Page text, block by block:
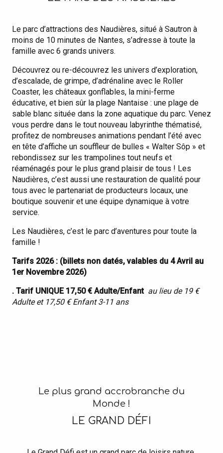
Le parc d’attractions des Naudières, situé à Sautron à
moins de 10 minutes de Nantes, s’adresse à toute la
famille avec 6 grands univers.
Découvrez ou re-découvrez les univers d’exploration,
d’escalade, de grimpe, d’adrénaline avec le Roller
Coaster, les châteaux gonflables, la mini-ferme
éducative, et bien sûr la plage Nantaise : une plage de
sable blanc située dans la zone aquatique du parc. Venez
vous perdre dans le tout nouveau labyrinthe thématisé,
profitez de nombreuses animations pendant l’été avec
en tête d’affiche un souffleur de bulles « Walter Sôp » et
rebondissez sur les trampolines tout neufs et
réaménagés pour le plus grand plaisir de tous ! Les
Naudières, c’est aussi une restauration de qualité pour
tous avec le partenariat de producteurs locaux, une
boutique souvenir et une équipe dynamique à votre
service.
Les Naudières, c’est le parc d’aventures pour toute la
famille !
Tarifs 2026 : (billets non datés, valables du 4 Avril au
1er Novembre 2026)
. Tarif UNIQUE 17,50 € Adulte/Enfant au lieu de 19 €
Adulte et 17,50 € Enfant 3-11 ans
Le plus grand accrobranche du
Monde !
LE GRAND DÉFI